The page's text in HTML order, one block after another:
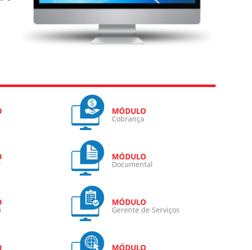
Cobrança
Documental
Gerente de Serviços